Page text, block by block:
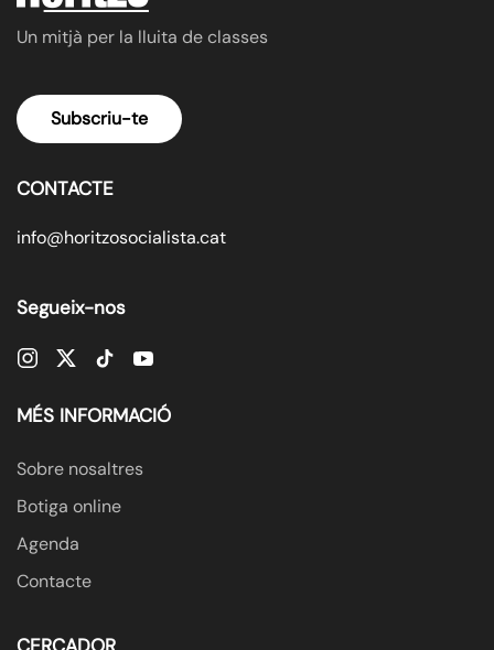
Un mitjà per la lluita de classes
Subscriu-te
CONTACTE
info@horitzosocialista.cat
Segueix-nos
MÉS INFORMACIÓ
Sobre nosaltres
Botiga online
Agenda
Contacte